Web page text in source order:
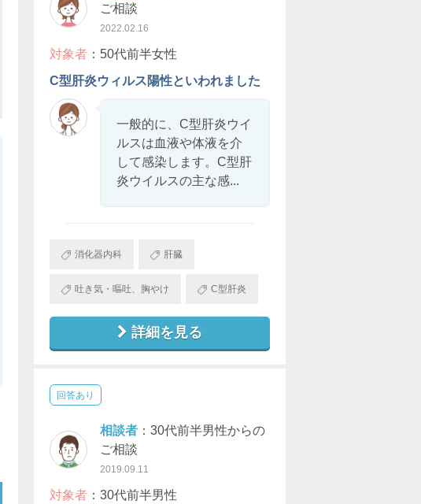
ご相談
2022.02.16
対象者：50代前半女性
C型肝炎ウィルス陽性といわれました
一般的に、C型肝炎ウイ
ルスは血液や体液を介
して感染します。C型肝
炎ウイルスの主な感...
消化器内科 肝臓
吐き気・嘔吐、胸やけ C型肝炎
詳細を見る
回答あり
相談者：30代前半男性からの
ご相談
2019.09.11
対象者：30代前半男性